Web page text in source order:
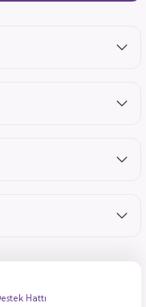
Hattı